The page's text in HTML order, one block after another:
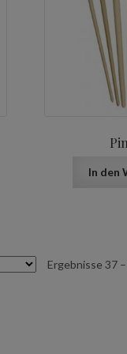
In den
Ergebnisse 37